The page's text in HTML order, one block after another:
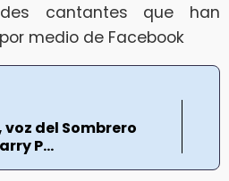
cantantes que han
medio de Facebook
voz del Sombrero
P...